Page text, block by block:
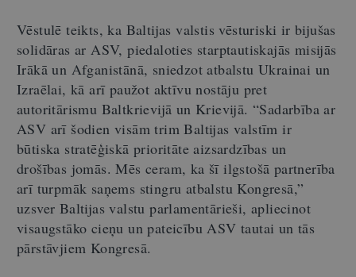
Vēstulē teikts, ka Baltijas valstis vēsturiski ir bijušas
solidāras ar ASV, piedaloties starptautiskajās misijās
Irākā un Afganistānā, sniedzot atbalstu Ukrainai un
Izraēlai, kā arī paužot aktīvu nostāju pret
autoritārismu Baltkrievijā un Krievijā. “Sadarbība ar
ASV arī šodien visām trim Baltijas valstīm ir
būtiska stratēģiskā prioritāte aizsardzības un
drošības jomās. Mēs ceram, ka šī ilgstošā partnerība
arī turpmāk saņems stingru atbalstu Kongresā,”
uzsver Baltijas valstu parlamentārieši, apliecinot
visaugstāko cieņu un pateicību ASV tautai un tās
pārstāvjiem Kongresā.